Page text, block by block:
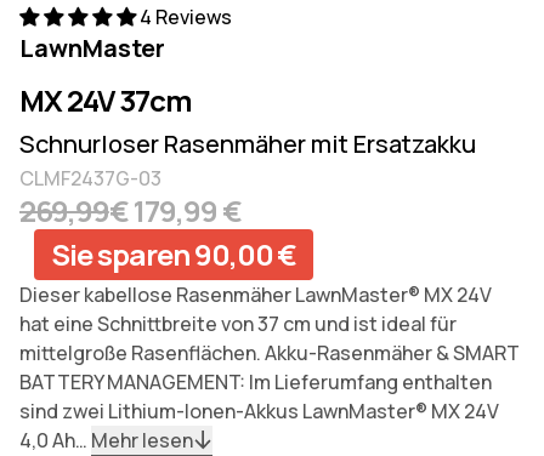
4 Reviews
LawnMaster
MX 24V 37cm
Schnurloser Rasenmäher mit Ersatzakku
CLMF2437G-03
Regulärer Preis
269,99€Sonderpreis
179,99 €
Sie sparen 90,00 €
Dieser kabellose Rasenmäher LawnMaster® MX 24V
hat eine Schnittbreite von 37 cm und ist ideal für
mittelgroße Rasenflächen. Akku-Rasenmäher & SMART
BATTERY MANAGEMENT: Im Lieferumfang enthalten
sind zwei Lithium-Ionen-Akkus LawnMaster® MX 24V
4,0 Ah… Mehr lesen